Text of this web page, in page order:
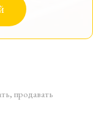
продавать